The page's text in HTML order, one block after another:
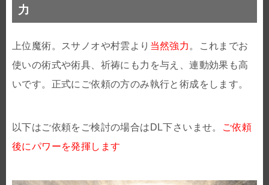
力
上位魔術。スサノオや村雲より 当然強力 。これまでお
使いの術式や術具、祈祷にも力を与え、連動効果も高
いです。正式にご依頼の方のみ執行と術成をします。
以下はご依頼をご検討の場合はDL下さいませ。
ご依頼
後にパワーを発揮します